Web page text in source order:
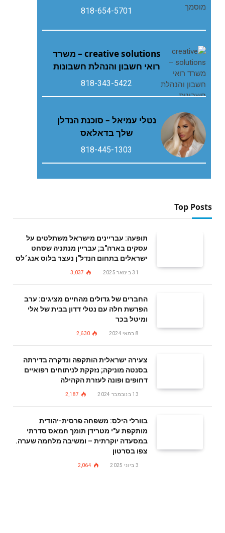
818-654-5701
creative solutions – משרד
רואי חשבון והנהלת חשבונות
818-343-5422
נטלי עמיאל – סוכנת הנדלן
שלך בדאלאס
818-445-1303
Top Posts
תופעה: עבריינים מישראל משתלטים על
עסקים בארה"ב; עבריין מנתניה שסחט
ישראלים בתחום הנדל"ן נעצר בלוס אנג׳לס
31 בינואר 2025 3,037
החברים של גדולים מהחיים מציגים: ערב
הפרשת חלה עם נטלי דדון בבית של אלי
ומיטל בכר
8 במאי 2024 2,630
צעירה ישראלית הותקפה ונדקרה בדירתה
בסנטה מוניקה; נזקקת לניתוחים רפואיים
דחופים ופונה לעזרת הקהילה
13 בנובמבר 2024 2,187
בוורלי הילס: משפחה פרסית-יהודית
מותקפת ע"י מטרידן תומך חמאס סדרתי
במסעדה יוקרתית – ומשיבה מלחמה שערה.
צפו בסרטון
3 ביוני 2025 2,064